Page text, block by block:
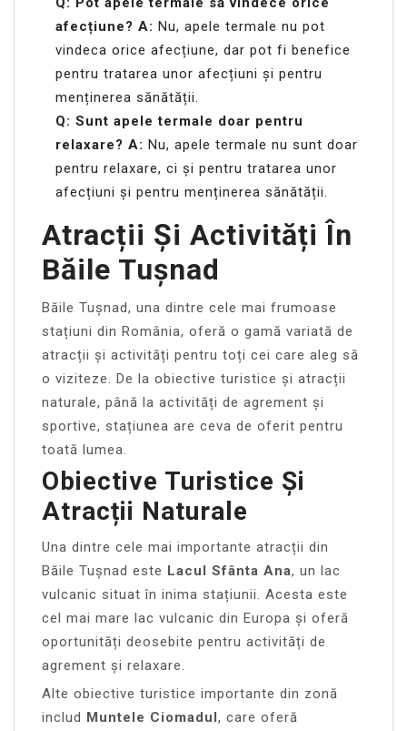
afecțiune? A: Nu, apele termale nu pot
vindeca orice afecțiune, dar pot fi benefice
pentru tratarea unor afecțiuni și pentru
menținerea sănătății.
Q: Sunt apele termale doar pentru
relaxare? A: Nu, apele termale nu sunt doar
pentru relaxare, ci și pentru tratarea unor
afecțiuni și pentru menținerea sănătății.
Atracții Și Activități În
Băile Tușnad
Băile Tușnad, una dintre cele mai frumoase
stațiuni din România, oferă o gamă variată de
atracții și activități pentru toți cei care aleg să
o viziteze. De la obiective turistice și atracții
naturale, până la activități de agrement și
sportive, stațiunea are ceva de oferit pentru
toată lumea.
Obiective Turistice Și
Atracții Naturale
Una dintre cele mai importante atracții din
Băile Tușnad este Lacul Sfânta Ana, un lac
vulcanic situat în inima stațiunii. Acesta este
cel mai mare lac vulcanic din Europa și oferă
oportunități deosebite pentru activități de
agrement și relaxare.
Alte obiective turistice importante din zonă
includ Muntele Ciomadul, care oferă